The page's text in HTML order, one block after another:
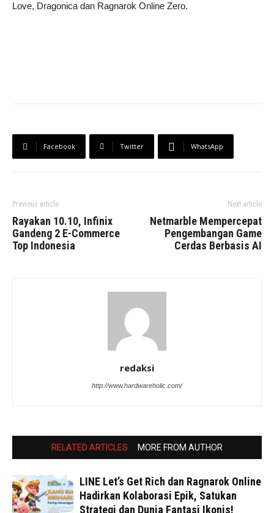
Love, Dragonica dan Ragnarok Online Zero.
Facebook Twitter WhatsApp
Previous article
Rayakan 10.10, Infinix
Gandeng 2 E-Commerce
Top Indonesia
Next article
Netmarble Mempercepat
Pengembangan Game
Cerdas Berbasis AI
redaksi
http://www.hardwareholic.com/
RELATED ARTICLES MORE FROM AUTHOR
LINE Let’s Get Rich dan Ragnarok Online
Hadirkan Kolaborasi Epik, Satukan
Strategi dan Dunia Fantasi Ikonis!